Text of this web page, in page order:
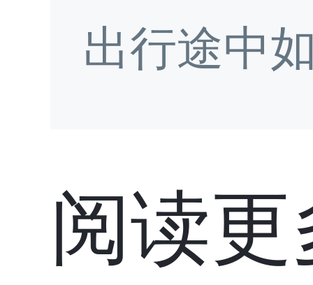
出行途中
阅读更